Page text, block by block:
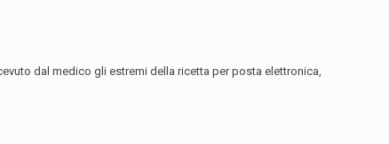
dal medico gli estremi della ricetta per posta elettronica,